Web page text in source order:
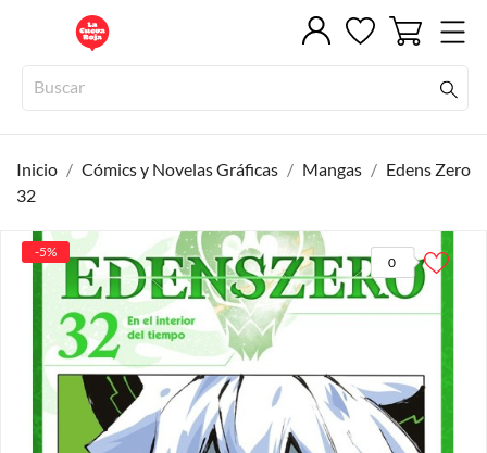
Inicio Cómics y Novelas Gráficas Mangas
Edens Zero
32
0
-5%